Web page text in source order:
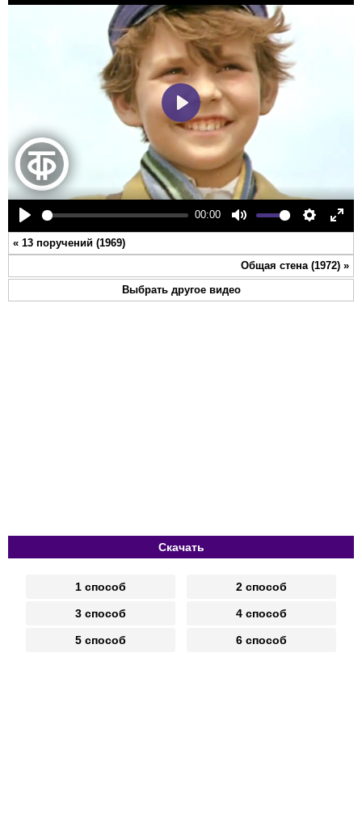
Play
00:00
Mute Settings
Play
« 13 поручений (1969)
Общая стена (1972) »
Выбрать другое видео
Скачать
1 способ 2 способ
3 способ 4 способ
5 способ 6 способ